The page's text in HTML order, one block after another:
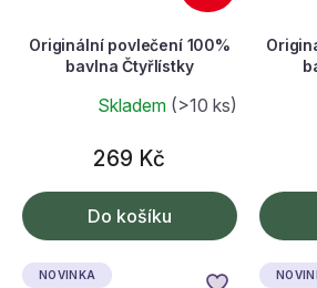
Originální povlečení 100%
bavlna Čtyřlístky
Skladem (>10 ks)
269 Kč
Do košíku
NOVINKA